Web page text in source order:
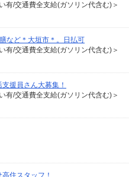
/交通費全支給(ガソリン代含む)＞
など＊大垣市＊。日払可
/交通費全支給(ガソリン代含む)＞
援員さん大募集！
/交通費全支給(ガソリン代含む)＞
住スタッフ！